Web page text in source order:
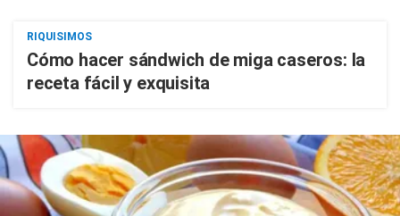
RIQUISIMOS
Cómo hacer sándwich de miga caseros: la
receta fácil y exquisita